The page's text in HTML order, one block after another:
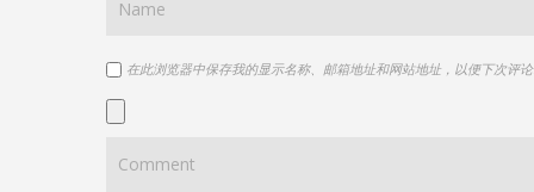
在此浏览器中保存我的显示名称、邮箱地址和网站地址，以便下次评